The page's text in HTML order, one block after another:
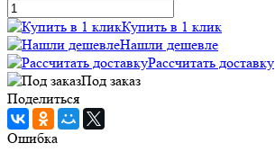
Купить в 1 клик
Нашли дешевле
Рассчитать доставку
Под заказ
Поделиться
Ошибка